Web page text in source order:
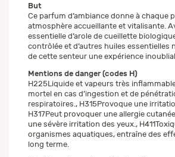
But
Ce parfum d’ambiance donne à chaque
atmosphère accueillante et vitalisante.
essentielle d’arole de cueillette
contrôlée et d’autres huiles essentielles
de cette senteur une expérience
Mentions de danger (codes H)
H225Liquide et vapeurs très
mortel en cas d’ingestion et de
respiratoires., H315Provoque une
H317Peut provoquer une allergie
une sévère irritation des yeux.,
organismes aquatiques, entraîne des
long terme.